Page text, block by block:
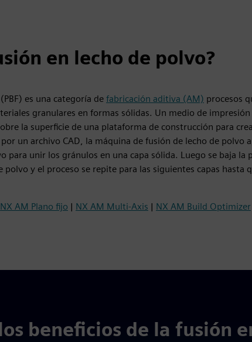
en lecho de polvo?
es una categoría de fabricación aditiva (AM) procesos
granulares en formas sólidas. Un medio de
la superficie de una plataforma de construcción para
un archivo CAD, la máquina de fusión de lecho de polvo
para unir los gránulos en una capa sólida. Luego se baja
polvo y el proceso se repite para las siguientes capas hasta
NX AM Plano fijo | NX AM Multi-Axis | NX AM Build Optimizer
beneficios de la fusión